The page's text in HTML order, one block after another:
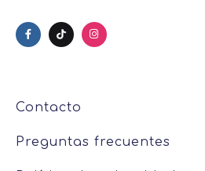
Contacto
Preguntas frecuentes